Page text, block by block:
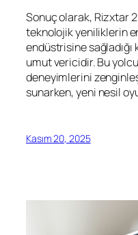
Sonuç olarak, Rizxtar
teknolojik yeniliklerin
endüstrisine sağladığı
umut vericidir. Bu
deneyimlerini
sunarken, yeni nesil
Kasım 20, 2025